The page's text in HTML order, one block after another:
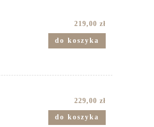
219,00 zł
do koszyka
229,00 zł
do koszyka